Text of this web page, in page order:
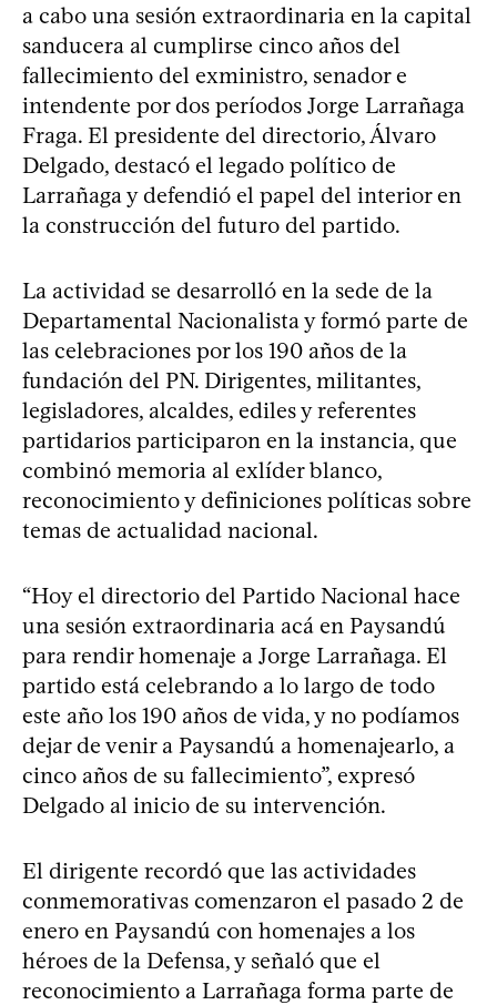
a cabo una sesión extraordinaria en la capital
sanducera al cumplirse cinco años del
fallecimiento del exministro, senador e
intendente por dos períodos Jorge Larrañaga
Fraga. El presidente del directorio, Álvaro
Delgado, destacó el legado político de
Larrañaga y defendió el papel del interior en
la construcción del futuro del partido.
La actividad se desarrolló en la sede de la
Departamental Nacionalista y formó parte de
las celebraciones por los 190 años de la
fundación del PN. Dirigentes, militantes,
legisladores, alcaldes, ediles y referentes
partidarios participaron en la instancia, que
combinó memoria al exlíder blanco,
reconocimiento y definiciones políticas sobre
temas de actualidad nacional.
“Hoy el directorio del Partido Nacional hace
una sesión extraordinaria acá en Paysandú
para rendir homenaje a Jorge Larrañaga. El
partido está celebrando a lo largo de todo
este año los 190 años de vida, y no podíamos
dejar de venir a Paysandú a homenajearlo, a
cinco años de su fallecimiento”, expresó
Delgado al inicio de su intervención.
El dirigente recordó que las actividades
conmemorativas comenzaron el pasado 2 de
enero en Paysandú con homenajes a los
héroes de la Defensa, y señaló que el
reconocimiento a Larrañaga forma parte de